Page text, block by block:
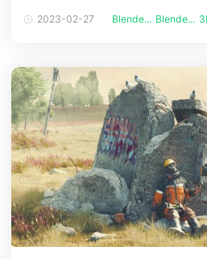
的照明设置。接下来和渲染农场小编一起
2023-02-27 Blende... Blende...